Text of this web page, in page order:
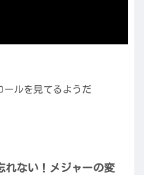
ールを見てるようだ
れない！メジャーの変